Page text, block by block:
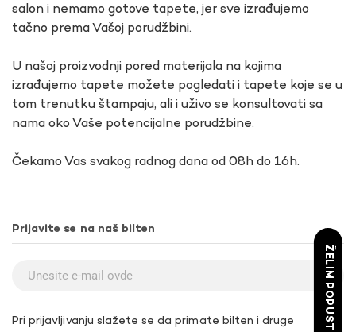
salon i nemamo gotove tapete, jer sve izrađujemo
tačno prema Vašoj porudžbini.
U našoj proizvodnji pored materijala na kojima
izrađujemo tapete možete pogledati i tapete koje se u
tom trenutku štampaju, ali i uživo se konsultovati sa
nama oko Vaše potencijalne porudžbine.
Čekamo Vas svakog radnog dana od 08h do 16h.
Prijavite se na naš bilten
Pri prijavljivanju slažete se da primate bilten i druge
ŽELIM POPUST